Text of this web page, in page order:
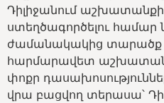
Դիլիջանում
ստեղծագործելու
ժամանակակից տարածք
հարմարավետ
փոքր
վրա բացվող տերասա՝